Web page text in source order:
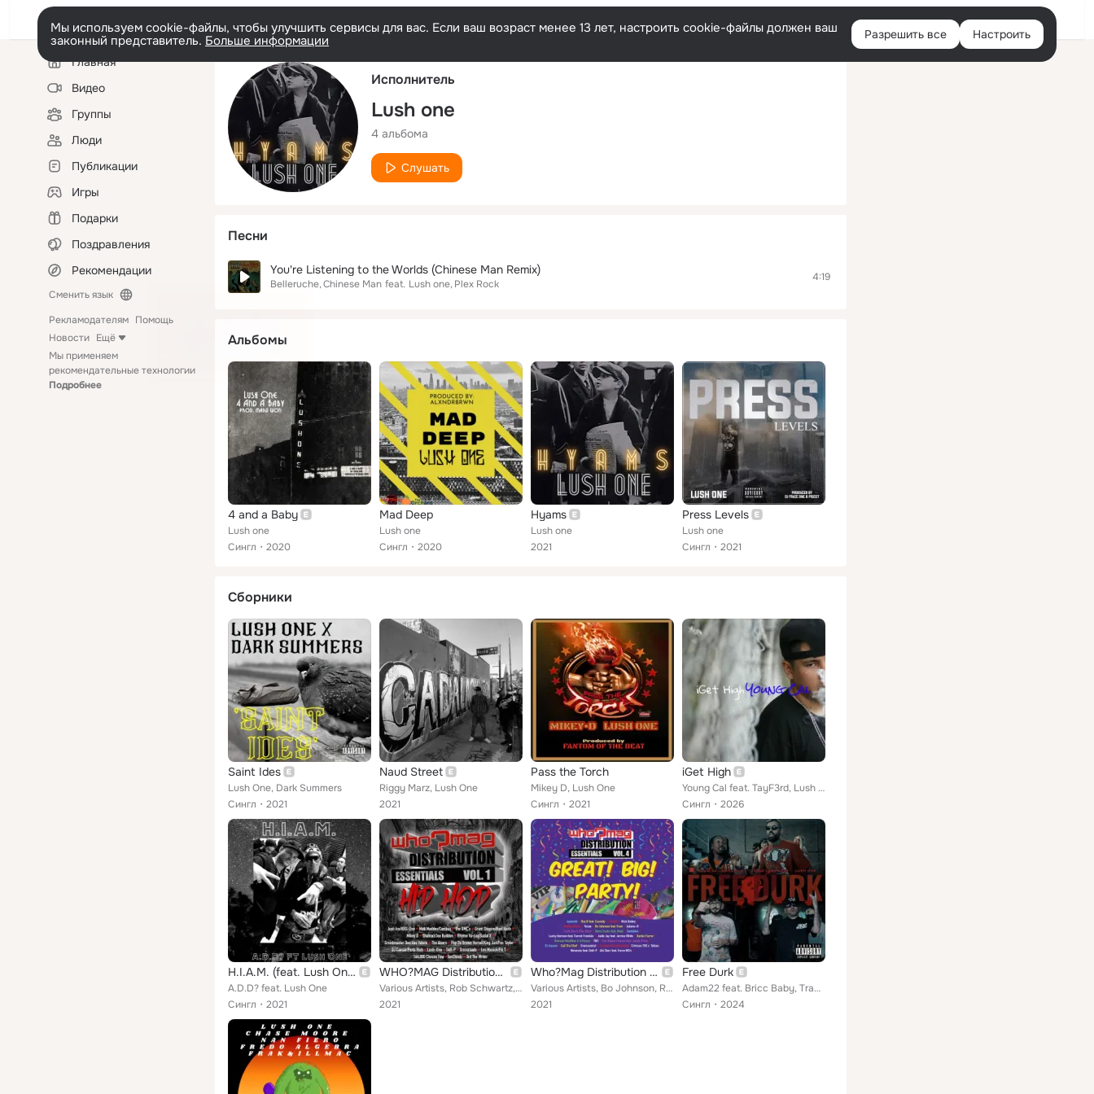
Русский Войти
Мы используем cookie-файлы, чтобы улучшить сервисы для вас. Если ваш возраст менее 13 лет, настроить cookie-файлы должен ваш
законный представитель. Больше информации Разрешить все Настроить
Левая
колонкаГлавная
Видео
Группы
Люди
Публикации
Игры
Подарки
Поздравления
Рекомендации
Сменить язык
Рекламодателям Помощь
Новости Ещё
Мы применяем
рекомендательные технологии
Подробнее
Исполнитель
Lush one
4 альбома
Слушать
Песни
You're Listening to the Worlds (Chinese Man Remix)
Belleruche Chinese Man feat. Lush one Plex Rock
4:19
Альбомы
4 and a Baby
Lush one
Сингл
2020
Mad Deep
Lush one
Сингл
2020
Hyams
Lush one
2021
Press Levels
Lush one
Сингл
2021
Сборники
Saint Ides
Lush One, Dark Summers
Сингл
2021
Naud Street
Riggy Marz, Lush One
2021
Pass the Torch
Mikey D, Lush One
Сингл
2021
iGet High
Young Cal feat. TayF3rd, Lush One
Сингл
2026
H.I.A.M. (feat. Lush One)
A.D.D? feat. Lush One
Сингл
2021
WHO?MAG Distribution Essentials, Vol. 1: Hip Hop
Various Artists, Rob Schwartz, ToniSteelz, Los Musick, Just-Ice, The Bad Seed, Grandmaster Dee, Shahroz, The UMC's, Mikey D, Gra...
2021
Who?Mag Distribution Essentials, Vol. 4 - Great! Big! Party!
Various Artists, Bo Johnson, Rob Schwartz, Raz B, Karlos Farrar, Jodie Jay, Aki Starr, Kendra Black, YN3, Fire Nation Flamez, St...
2021
Free Durk
Adam22 feat. Bricc Baby, Trap Lore Ross, Lush One
Сингл
2024